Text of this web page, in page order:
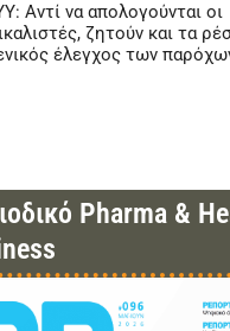
Αντί να απολογούνται οι
ζητούν και τα
έλεγχος των
Pharma &